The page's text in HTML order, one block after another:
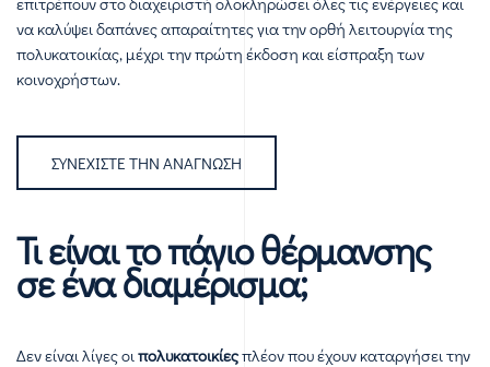
να καλύψει δαπάνες απαραίτητες για την ορθή λειτουργία της
πολυκατοικίας, μέχρι την πρώτη έκδοση και είσπραξη των
κοινοχρήστων.
ΣΥΝΕΧΊΣΤΕ ΤΗΝ ΑΝΆΓΝΩΣΗ
Τι είναι το πάγιο θέρμανσης
σε ένα διαμέρισμα;
Δεν είναι λίγες οιπολυκατοικίεςπλέον που έχουν καταργήσει την